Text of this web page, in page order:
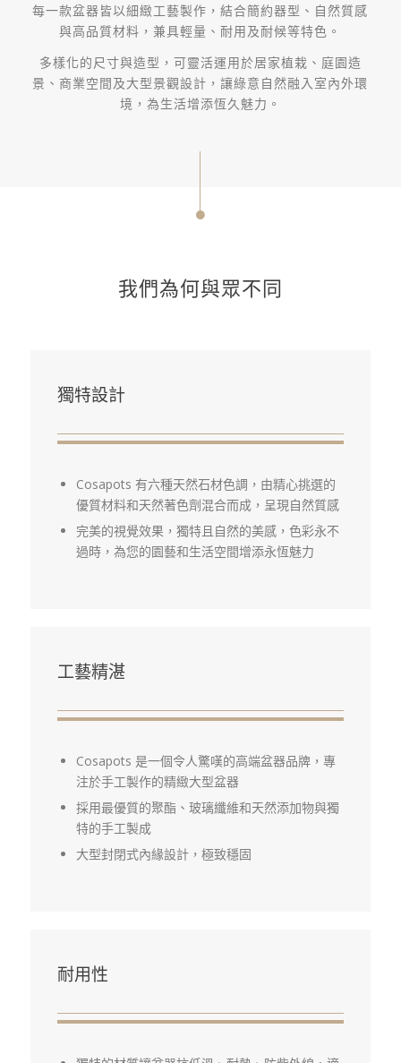
每一款盆器皆以細緻工藝製作，結合簡約器型、自然質感
與高品質材料，兼具輕量、耐用及耐候等特色。
多樣化的尺寸與造型，可靈活運用於居家植栽、庭園造
景、商業空間及大型景觀設計，讓綠意自然融入室內外環
境，為生活增添恆久魅力。
我們為何與眾不同
獨特設計
Cosapots 有六種天然石材色調，由精心挑選的
優質材料和天然著色劑混合而成，呈現自然質感
完美的視覺效果，獨特且自然的美感，色彩永不
過時，為您的園藝和生活空間增添永恆魅力
工藝精湛
Cosapots 是一個令人驚嘆的高端盆器品牌，專
注於手工製作的精緻大型盆器
採用最優質的聚酯、玻璃纖維和天然添加物與獨
特的手工製成
大型封閉式內緣設計，極致穩固
耐用性